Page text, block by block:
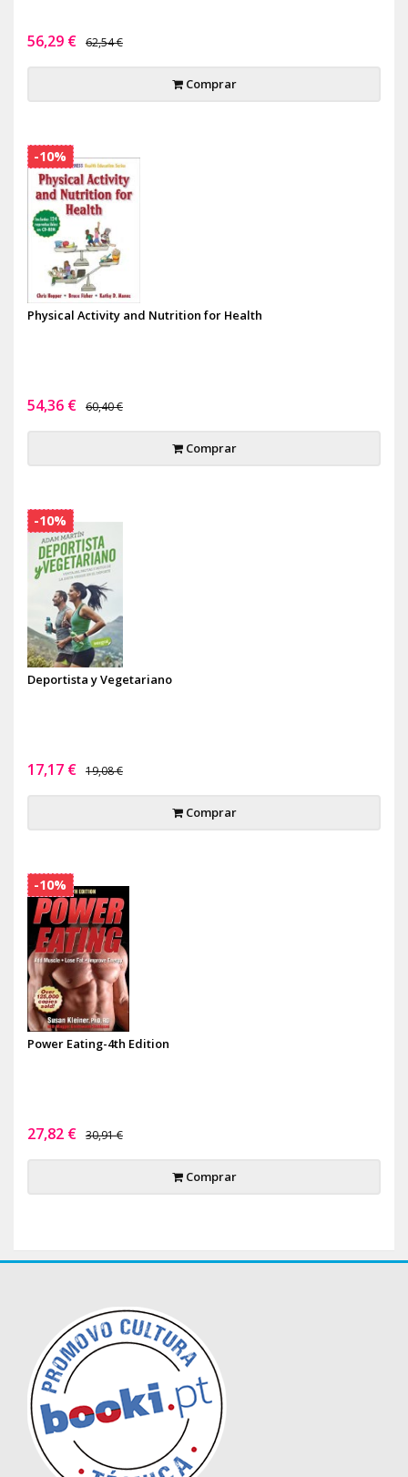
56,29 € 62,54 €
Comprar
Physical Activity and Nutrition for Health
54,36 € 60,40 €
Comprar
-10%
Deportista y Vegetariano
17,17 € 19,08 €
Comprar
-10%
Power Eating-4th Edition
27,82 € 30,91 €
Comprar
-10%